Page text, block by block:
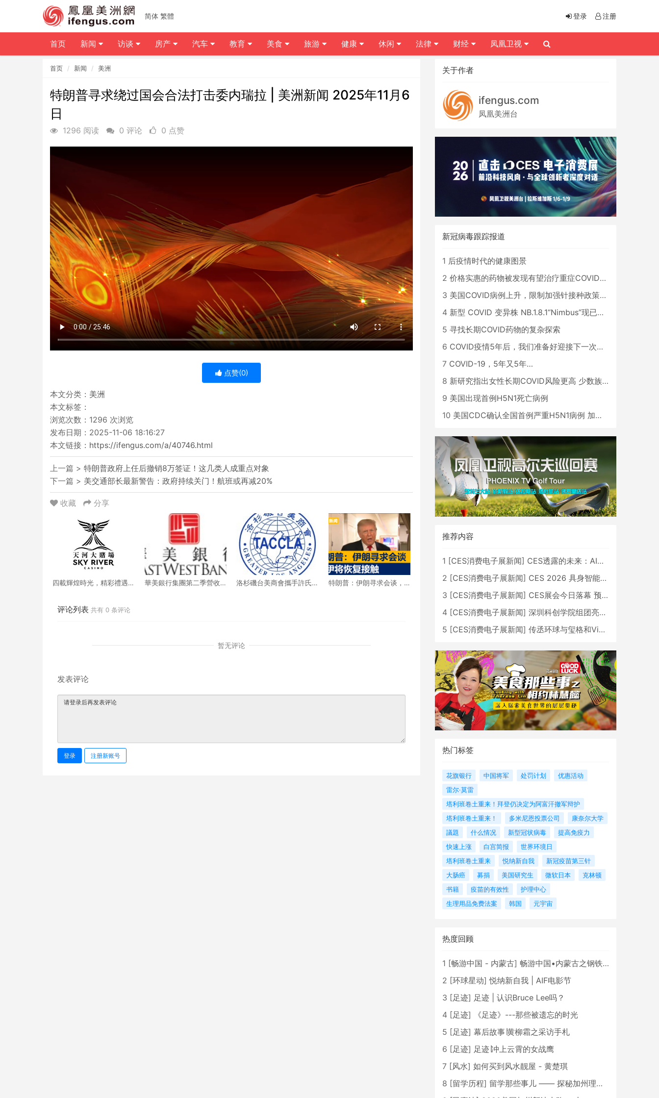
首页 新闻 美洲
特朗普寻求绕过国会合法打击委内瑞拉 | 美洲新闻 2025年11月6
日
1296 阅读 0 评论 0 点赞
点赞(0)
本文分类： 美洲
本文标签：
浏览次数： 1296 次浏览
发布日期：2025-11-06 18:16:27
本文链接： https://ifengus.com/a/40746.html
上一篇 > 特朗普政府上任后撤销8万签证！这几类人成重点对象
下一篇 > 美交通部长最新警告：政府持续关门！航班或再减20%
收藏 分享
四載輝煌時光，精彩禮遇
華美銀行集團第二季營收
洛杉磯台美商會攜手許氏
特朗普：伊朗寻求会谈，
评论列表 共有 0 条评论
暂无评论
发表评论
登录 注册新账号
关于作者
ifengus.com
凤凰美洲台
新冠病毒跟踪报道
1 后疫情时代的健康图景
2 价格实惠的药物被发现有望治疗重症COVID患者
3 美国COVID病例上升，限制加强针接种政策即将出台
4 新型 COVID 变异株 NB.1.8.1“Nimbus”现已在美国占据主导地位
5 寻找长期COVID药物的复杂探索
6 COVID疫情5年后，我们准备好迎接下一次大流行了吗？
7 COVID-19，5年又5年…
8 新研究指出女性长期COVID风险更高 少数族裔儿童存在差异
9 美国出现首例H5N1死亡病例
10 美国CDC确认全国首例严重H5N1病例 加州进入紧急状态
推荐内容
1 [CES消费电子展新闻] CES透露的未来：AI、机器人与智能生活大爆发
2 [CES消费电子展新闻] CES 2026 具身智能与创新领域 中国公司大放异彩
3 [CES消费电子展新闻] CES展会今日落幕 预计2026行业收入将超五千亿美元
4 [CES消费电子展新闻] 深圳科创学院组团亮相CES 广受好评
5 [CES消费电子展新闻] 传丞环球与玺格和VibeLens共同推出全新耳机
热门标签
花旗银行 中国将军 处罚计划
优惠活动
雷尔·莫雷
塔利班卷土重来！拜登仍决定为阿富汗撤军辩护
塔利班卷土重来！
多米尼恩投票公司
康奈尔大学
議題
什么情况 新型冠状病毒
提高免疫力
快速上涨
白宫简报
世界环境日
塔利班卷土重来
悦纳新自我
新冠疫苗第三针
大肠癌
募捐 美国研究生 微软日本
克林顿
书籍
疫苗的有效性
护理中心
生理用品免费法案
韩国 元宇宙
热度回顾
1 [畅游中国 - 内蒙古] 畅游中国•内蒙古之钢铁骄子，魅力包头
2 [环球星动] 悦纳新自我 | AIF电影节
3 [足迹] 足迹 | 认识Bruce Lee吗？
4 [足迹]
《足迹》---那些被遗忘的时光
5 [足迹] 幕后故事∣黄柳霜之采访手札
6 [足迹] 足迹∣冲上云霄的女战鹰
7 [风水] 如何买到风水靓屋 - 黄楚琪
8 [留学历程] 留学那些事儿 —— 探秘加州理工学院Caltech博士生活 [上集]
简体 繁體 登录 注册
首页 新闻 访谈 房产 汽车 教育 美食 旅游 健康 休闲 法律 财经 凤凰卫视